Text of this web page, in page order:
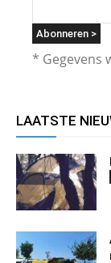
* Gegevens
LAATSTE